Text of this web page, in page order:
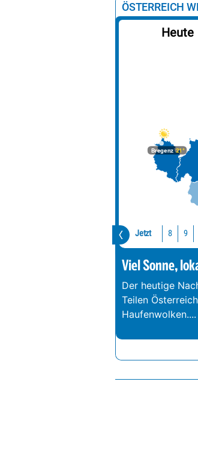
ÖSTERREICH
Heute
Bregenz21°
Jetzt 8 9
Viel Sonne,
Der heutige
Teilen
Haufenwolken....